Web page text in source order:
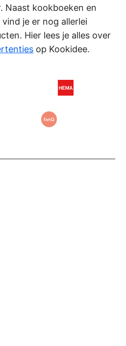
Naast kookboeken en
je er nog allerlei
Hier lees je alles over
op Kookidee.